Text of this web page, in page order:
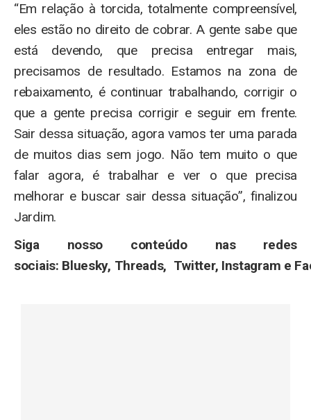
“Em relação à torcida, totalmente compreensível,
eles estão no direito de cobrar. A gente sabe que
está devendo, que precisa entregar mais,
precisamos de resultado. Estamos na zona de
rebaixamento, é continuar trabalhando, corrigir o
que a gente precisa corrigir e seguir em frente.
Sair dessa situação, agora vamos ter uma parada
de muitos dias sem jogo. Não tem muito o que
falar agora, é trabalhar e ver o que precisa
melhorar e buscar sair dessa situação”, finalizou
Jardim.
Siga nosso conteúdo nas redes
sociais: Bluesky, Threads, Twitter, Instagram e